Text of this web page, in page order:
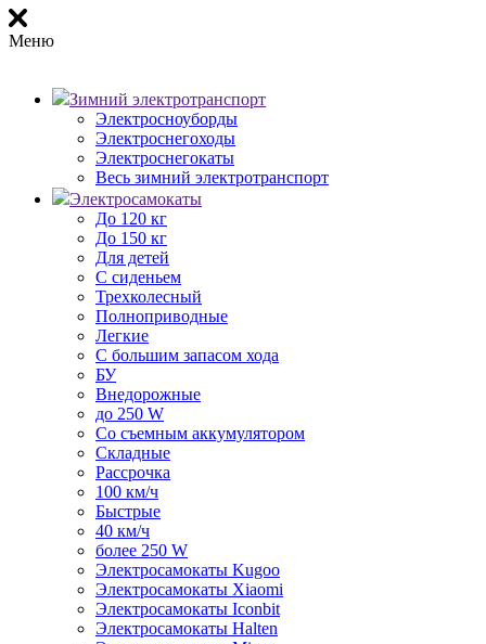
Меню
Зимний электротранспорт
Электросноуборды
Электроснегоходы
Электроснегокаты
Весь зимний электротранспорт
Электросамокаты
До 120 кг
До 150 кг
Для детей
С сиденьем
Трехколесный
Полноприводные
Легкие
С большим запасом хода
БУ
Внедорожные
до 250 W
Со съемным аккумулятором
Складные
Рассрочка
100 км/ч
Быстрые
40 км/ч
более 250 W
Электросамокаты Kugoo
Электросамокаты Xiaomi
Электросамокаты Iconbit
Электросамокаты Halten